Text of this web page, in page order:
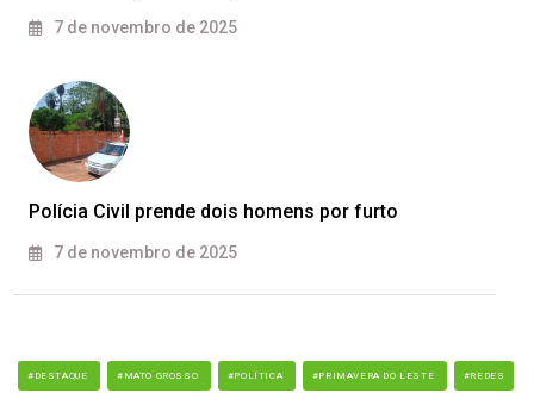
7 de novembro de 2025
Polícia Civil prende dois homens por furto
7 de novembro de 2025
#DESTAQUE #MATO GROSSO #POLÍTICA #PRIMAVERA DO LESTE #REDES